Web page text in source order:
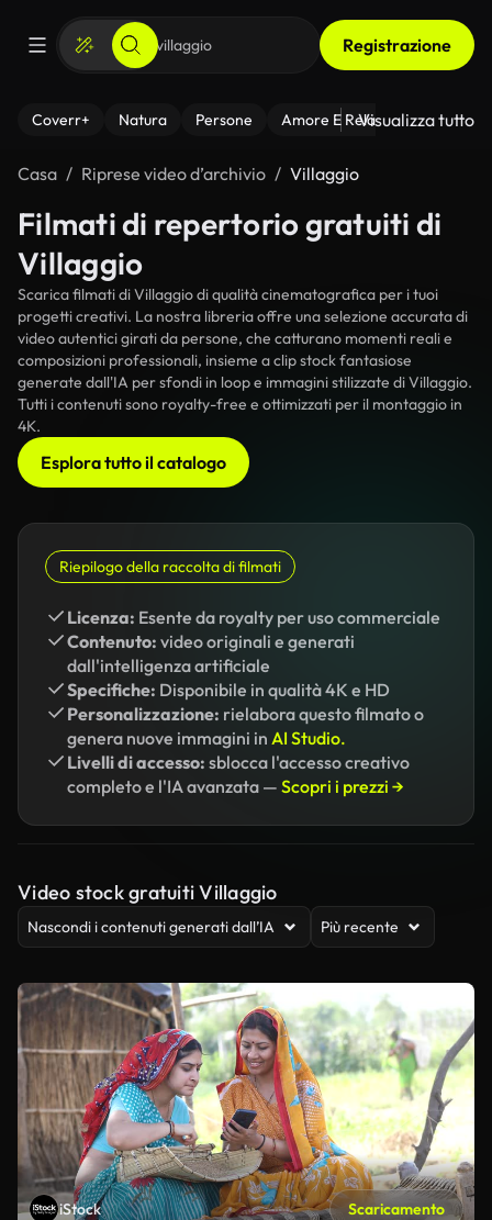
Registrazione
Coverr+ Natura Persone Amore E Relazioni Il
Visualizza tutto
Casa Riprese video d’archivio Villaggio
Filmati di repertorio gratuiti di
Villaggio
Scarica filmati di Villaggio di qualità cinematografica per i tuoi
progetti creativi. La nostra libreria offre una selezione accurata di
video autentici girati da persone, che catturano momenti reali e
composizioni professionali, insieme a clip stock fantasiose
generate dall'IA per sfondi in loop e immagini stilizzate di Villaggio.
Tutti i contenuti sono royalty-free e ottimizzati per il montaggio in
4K.
Esplora tutto il catalogo
Riepilogo della raccolta di filmati
Licenza: Esente da royalty per uso commerciale
Contenuto: video originali e generati
dall'intelligenza artificiale
Specifiche: Disponibile in qualità 4K e HD
Personalizzazione: rielabora questo filmato o
genera nuove immagini in AI Studio.
Livelli di accesso: sblocca l'accesso creativo
completo e l'IA avanzata — Scopri i prezzi →
Video stock gratuiti Villaggio
Nascondi i contenuti generati dall’IA Più recente
iStock Scaricamento